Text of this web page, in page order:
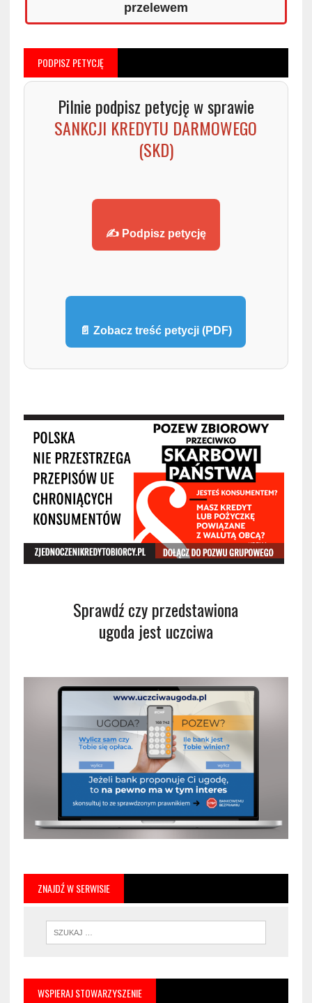
przelewem
PODPISZ PETYCJĘ
Pilnie podpisz petycję w sprawie
SANKCJI KREDYTU DARMOWEGO
(SKD)
✍️ Podpisz petycję
📄 Zobacz treść petycji (PDF)
Sprawdź czy przedstawiona
ugoda jest uczciwa
ZNAJDŹ W SERWISIE
WSPIERAJ STOWARZYSZENIE